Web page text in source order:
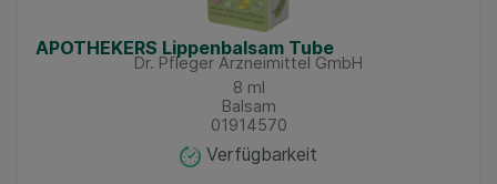
APOTHEKERS Lippenbalsam Tube
Dr. Pfleger Arzneimittel GmbH
8 ml
Balsam
01914570
Verfügbarkeit